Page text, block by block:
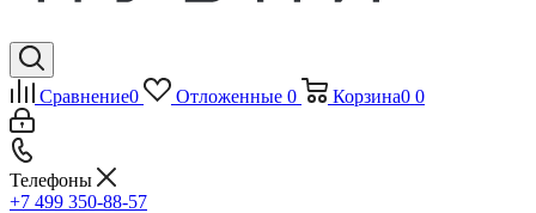
Сравнение0 Отложенные 0 Корзина0 0
Телефоны
+7 499 350-88-57